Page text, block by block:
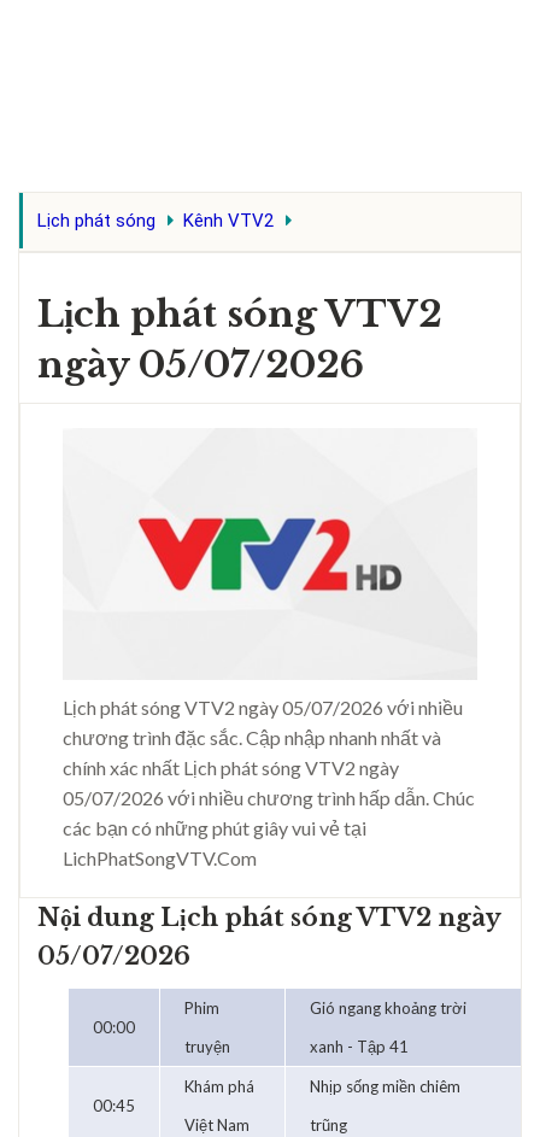
Lịch phát sóng Kênh VTV2
Lịch phát sóng VTV2
ngày 05/07/2026
Lịch phát sóng VTV2 ngày 05/07/2026 với nhiều
chương trình đặc sắc. Cập nhập nhanh nhất và
chính xác nhất Lịch phát sóng VTV2 ngày
05/07/2026 với nhiều chương trình hấp dẫn. Chúc
các bạn có những phút giây vui vẻ tại
LichPhatSongVTV.Com
Nội dung Lịch phát sóng VTV2 ngày
05/07/2026
00:00
Phim
truyện
Gió ngang khoảng trời
xanh - Tập 41
00:45
Khám phá
Việt Nam
Nhịp sống miền chiêm
trũng